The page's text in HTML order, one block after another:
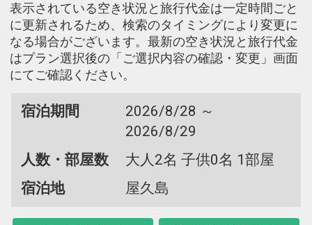
表示されている空き状況と旅行代金は一定時間ごと
に更新されるため、検索のタイミングにより変更に
なる場合がございます。最新の空き状況と旅行代金
はプラン選択後の「ご選択内容の確認・変更」画面
にてご確認ください。
宿泊期間
2026/8/28 ～
2026/8/29
人数・部屋数
大人2名 子供0名 1部屋
宿泊地
屋久島